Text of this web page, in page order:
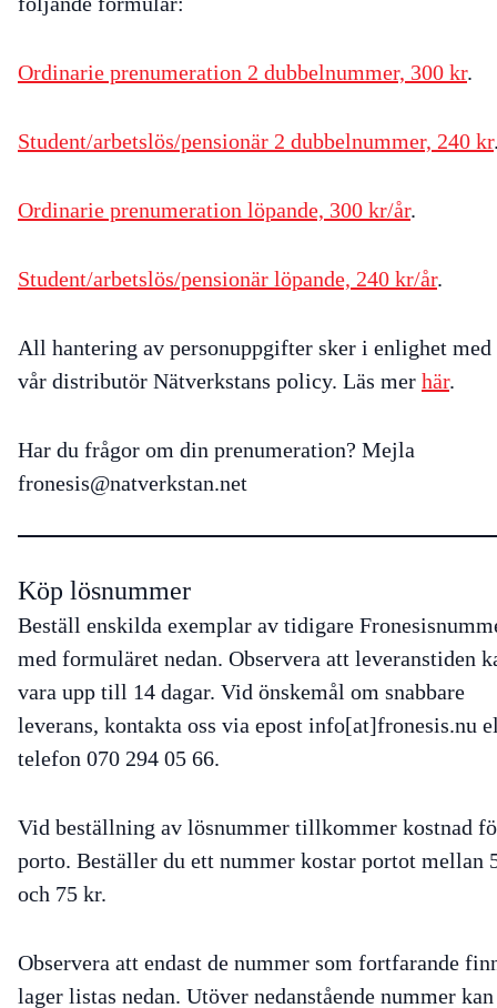
Ordinarie prenumeration 2 dubbelnummer, 300 kr.
Student/arbetslös/pensionär 2 dubbelnummer, 240 kr
Ordinarie prenumeration löpande, 300 kr/år.
Student/arbetslös/pensionär löpande, 240 kr/år.
All hantering av personuppgifter sker i enlighet med
vår distributör Nätverkstans policy. Läs mer här.
Har du frågor om din prenumeration? Mejla
fronesis@natverkstan.net
Köp lösnummer
Beställ enskilda exemplar av tidigare
med formuläret nedan. Observera att leveranstiden
vara upp till 14 dagar. Vid önskemål om snabbare
leverans, kontakta oss via epost info[at]fronesis.nu
telefon 070 294 05 66.
Vid beställning av lösnummer tillkommer kostnad
porto. Beställer du ett nummer kostar portot mellan
och 75 kr.
Observera att endast de nummer som fortfarande
lager listas nedan. Utöver nedanstående nummer